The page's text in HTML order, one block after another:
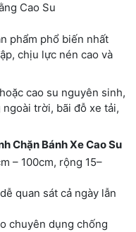
Cao Su
phẩm phổ biến nhất
chịu lực nén cao và
cao su nguyên sinh,
trời, bãi đỗ xe tải,
Chặn Bánh Xe Cao Su
– 100cm, rộng 15–
quan sát cả ngày lẫn
chuyên dụng chống